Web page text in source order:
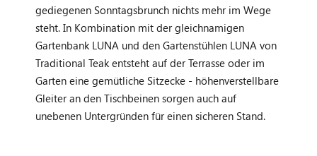
gediegenen Sonntagsbrunch nichts mehr im Wege
steht. In Kombination mit der gleichnamigen
Gartenbank LUNA und den Gartenstühlen LUNA von
Traditional Teak entsteht auf der Terrasse oder im
Garten eine gemütliche Sitzecke - höhenverstellbare
Gleiter an den Tischbeinen sorgen auch auf
unebenen Untergründen für einen sicheren Stand.